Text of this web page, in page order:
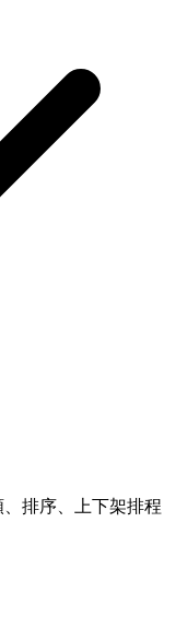
排序、上下架排程